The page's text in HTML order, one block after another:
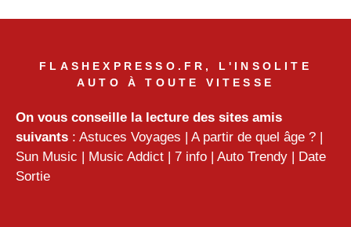
FLASHEXPRESSO.FR, L'INSOLITE
AUTO À TOUTE VITESSE
On vous conseille la lecture des sites amis
suivants : Astuces Voyages A partir de quel âge ?
Sun Music
Music Addict 7 info Auto Trendy
Date
Sortie